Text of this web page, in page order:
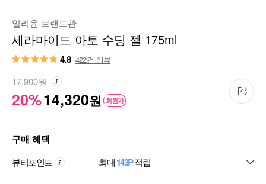
일리윤 브랜드관
세라마이드 아토 수딩 젤 175ml
4.8 422건 리뷰
20%14,320원 회원가
17,900원
구매 혜택
뷰티포인트 최대143P적립